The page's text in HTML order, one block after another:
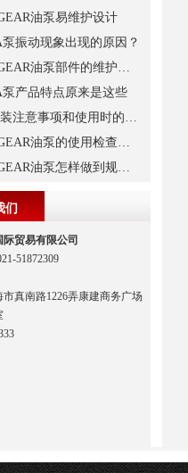
油泵易维护设计
振动现象出现的原因？
美国OILGEAR油泵部件的维护和修理
泵产品特点原来是这些
油泵的安装注意事项和使用时的维护
美国OILGEAR油泵的使用检查及流程
美国OILGEAR油泵怎样做到规范安装
们
贸易有限公司
51872309
真南路1226弄康建商务广场